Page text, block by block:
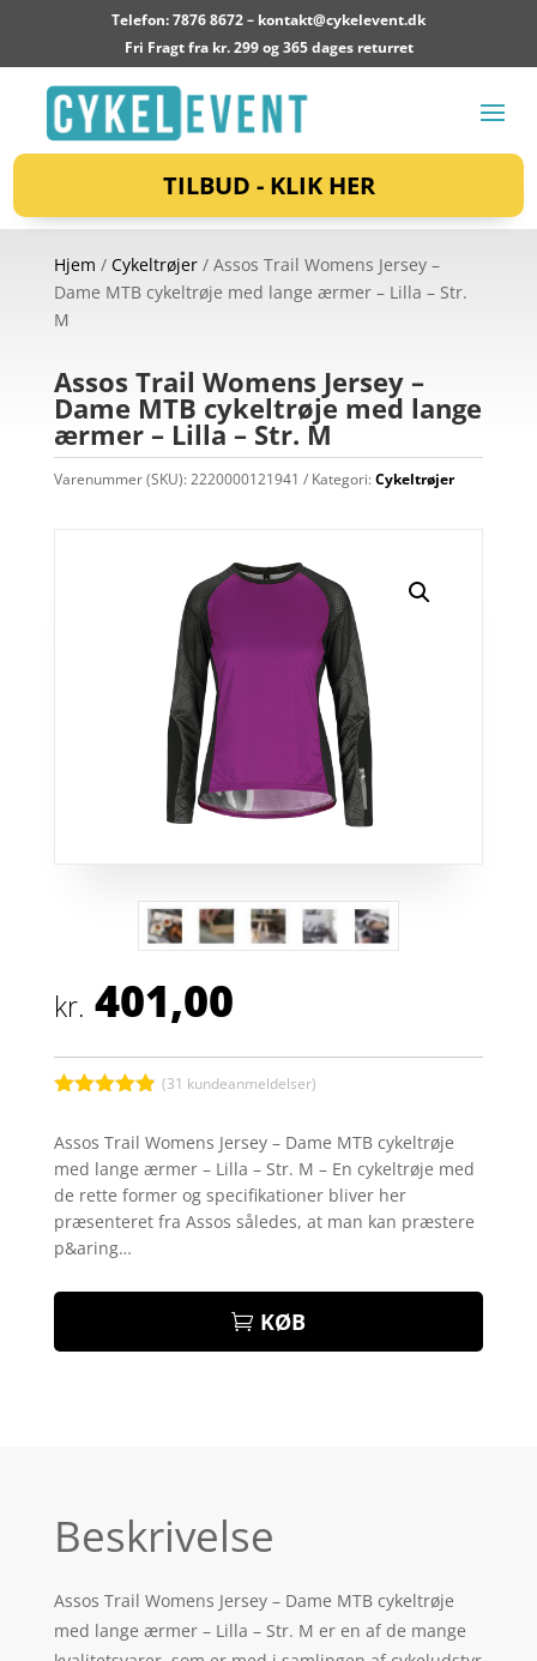
Telefon: 7876 8672 – kontakt@cykelevent.dk
Fri Fragt fra kr. 299 og 365 dages returret
TILBUD - KLIK HER
Hjem / Cykeltrøjer/ Assos Trail Womens Jersey –
Dame MTB cykeltrøje med lange ærmer – Lilla – Str.
M
Assos Trail Womens Jersey –
Dame MTB cykeltrøje med lange
ærmer – Lilla – Str. M
Varenummer (SKU):2220000121941 Kategori:Cykeltrøjer
kr. 401,00
ud af 5
baseret på
kundebedøm
melser
(31 kundeanmeldelser)
Assos Trail Womens Jersey – Dame MTB cykeltrøje
med lange ærmer – Lilla – Str. M – En cykeltrøje med
de rette former og specifikationer bliver her
præsenteret fra Assos således, at man kan præstere
p&aring…
KØB
Beskrivelse
Assos Trail Womens Jersey – Dame MTB cykeltrøje
med lange ærmer – Lilla – Str. M er en af de mange